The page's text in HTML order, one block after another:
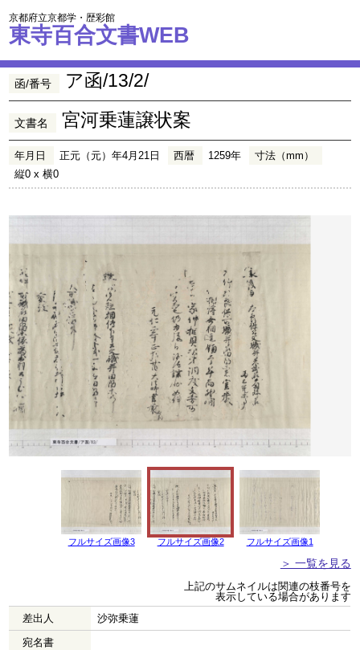
京都府立京都学・歴彩館
東寺百合文書WEB
函/番号 ア函/13/2/
文書名 宮河乗蓮譲状案
年月日 正元（元）年4月21日 西暦 1259年
寸法（mm）
縦0 x 横0
フルサイズ画像3 フルサイズ画像2 フルサイズ画像1
＞ 一覧を見る
上記のサムネイルは関連の枝番号を
表示している場合があります
差出人
沙弥乗蓮
宛名書